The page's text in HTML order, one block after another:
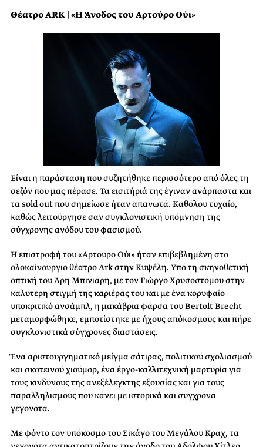
Θέατρο ARK | «Η Άνοδος του Αρτούρο Ούι»
Είναι η παράσταση που συζητήθηκε περισσότερο από όλες τη
σεζόν που μας πέρασε. Τα εισιτήριά της έγιναν ανάρπαστα και
τα sold out που σημείωσε ήταν απανωτά. Καθόλου τυχαίο,
καθώς λειτούργησε σαν συγκλονιστική υπόμνηση της
σύγχρονης ανόδου του φασισμού.
H επιστροφή του «Αρτούρο Ούι» ήταν επιβεβλημένη στο
ολοκαίνουργιο θέατρο Ark στην Κυψέλη. Υπό τη σκηνοθετική
οπτική του Άρη Μπινιάρη, με τον Γιώργο Χρυσοστόμου στην
καλύτερη στιγμή της καριέρας του και με ένα κορυφαίο
υποκριτικό ανσάμπλ, η μακάβρια φάρσα του Bertolt Brecht
μεταμορφώθηκε, εμποτίστηκε με ήχους απόκοσμους και πήρε
συγκλονιστικά σύγχρονες διαστάσεις.
Ένα αριστουργηματικό μείγμα σάτιρας, πολιτικού σχολιασμού
και σκοτεινού χιούμορ, ένα έργο-καλλιτεχνική μαρτυρία για
τους κινδύνους της ανεξέλεγκτης εξουσίας και για τους
παραλληλισμούς που κάνει με ιστορικά και σύγχρονα
γεγονότα.
Με φόντο τον υπόκοσμο του Σικάγο του Μεγάλου Κραχ, τα